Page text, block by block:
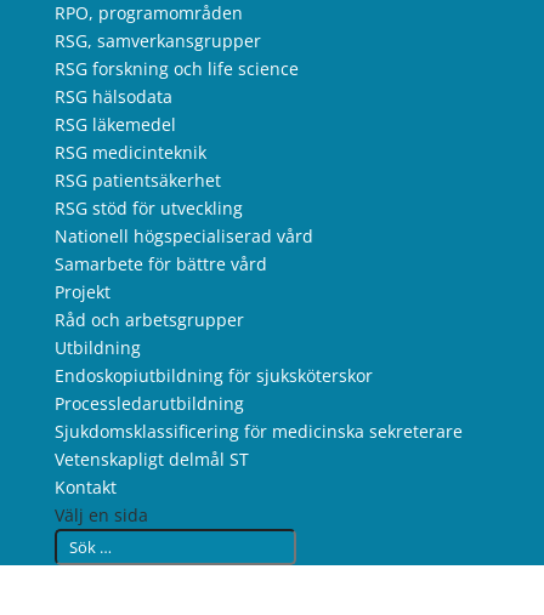
RPO, programområden
RSG, samverkansgrupper
RSG forskning och life science
RSG hälsodata
RSG läkemedel
RSG medicinteknik
RSG patientsäkerhet
RSG stöd för utveckling
Nationell högspecialiserad vård
Samarbete för bättre vård
Projekt
Råd och arbetsgrupper
Utbildning
Endoskopiutbildning för sjuksköterskor
Processledarutbildning
Sjukdomsklassificering för medicinska sekreterare
Vetenskapligt delmål ST
Kontakt
Välj en sida